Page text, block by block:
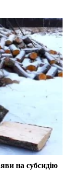
на субсидію